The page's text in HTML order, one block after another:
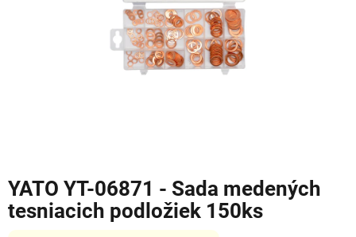
YATO YT-06871 - Sada medených
tesniacich podložiek 150ks